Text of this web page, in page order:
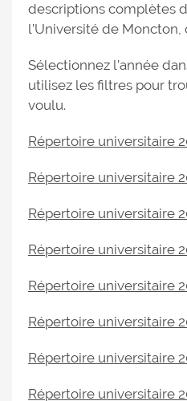
descriptions complètes
l’Université de Moncton,
Sélectionnez l’année
utilisez les filtres pour
voulu.
Répertoire universitaire
Répertoire universitaire
Répertoire universitaire
Répertoire universitaire
Répertoire universitaire
Répertoire universitaire
Répertoire universitaire
Répertoire universitaire